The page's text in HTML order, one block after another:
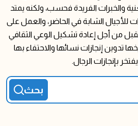
والخبرات الفريدة فحسب، ولكنه يمتد
للأجيال الشابة في الحاضر، والعمل على
من أجل إعادة تشكيل الوعي الثقافي
تدوين إنجازات نسائها والاحتفاء بها
بإنجازات الرجال.
بحث